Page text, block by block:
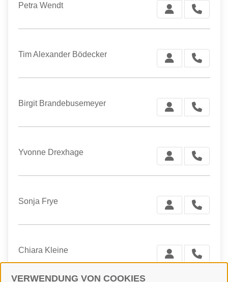
VERWENDUNG VON COOKIES
Petra Wendt
Tim Alexander Bödecker
Birgit Brandebusemeyer
Yvonne Drexhage
Sonja Frye
Chiara Kleine